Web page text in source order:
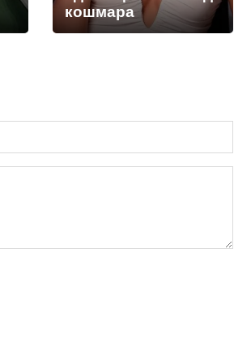
кошмара